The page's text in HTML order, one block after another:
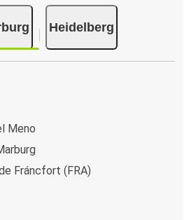
Heidelberg
Meno
Fráncfort (FRA)